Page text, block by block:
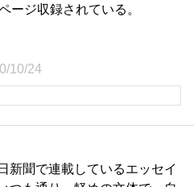
ージ収録されている。
10/24
新聞で連載しているエッセイ